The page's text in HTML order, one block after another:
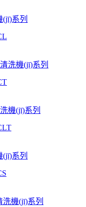
系列
洗機(jī)系列
機(jī)系列
系列
機(jī)系列